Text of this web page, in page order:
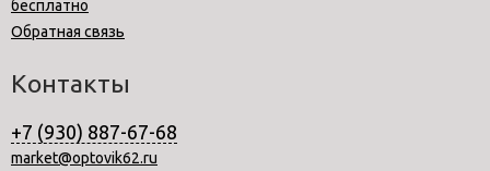
бесплатно
Обратная связь
Контакты
+7 (930) 887-67-68
market@optovik62.ru